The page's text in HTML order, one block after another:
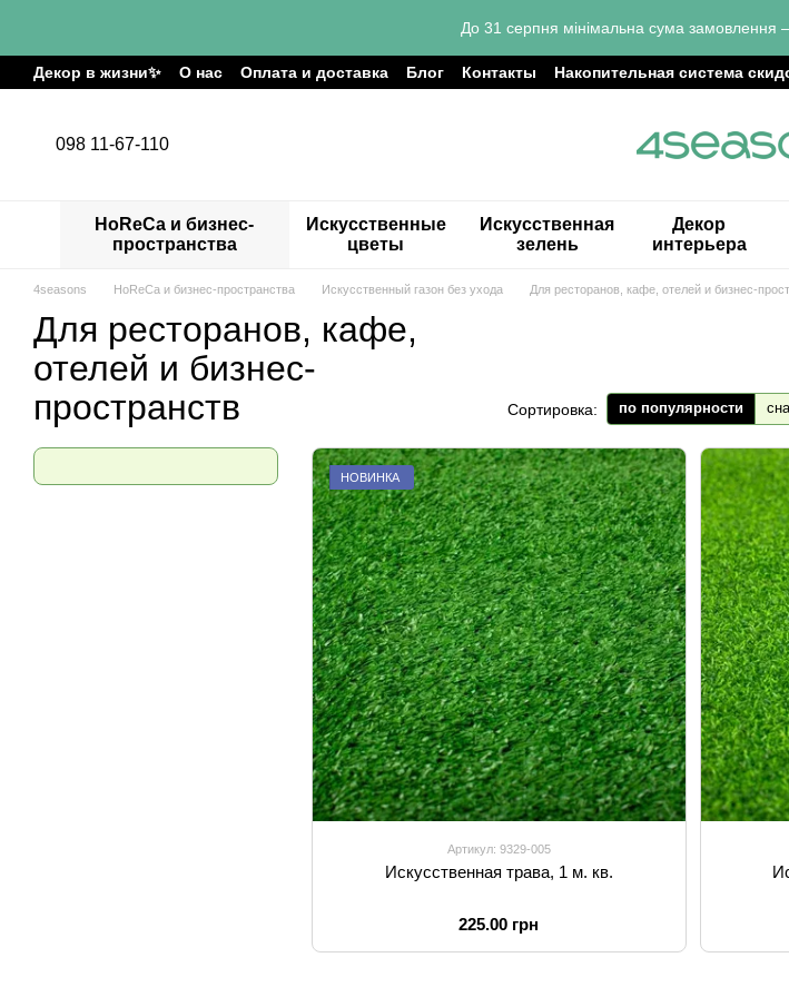
До 31 серпня мінімальна сума
Декор в жизни✨ О нас Оплата и доставка Блог Контакты Накопительная система
098 11-67-110
HoReCa и бизнес-
пространства
Искусственные
цветы
Искусственная
зелень
Декор
интерьера
4seasons HoReCa и бизнес-пространства Искусственный газон без ухода Для ресторанов, кафе, отелей и бизнес-
Для ресторанов, кафе,
отелей и бизнес-
пространств
Сортировка: по популярности
НОВИНКА
Артикул: 9329-005
Искусственная трава, 1 м. кв.
225.00 грн